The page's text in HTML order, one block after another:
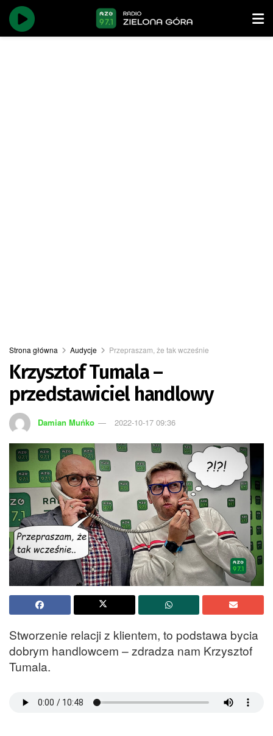
Strona główna Audycje Przepraszam, że tak wcześnie
Krzysztof Tumala –
przedstawiciel handlowy
Damian Muńko 2022-10-17 09:36
Stworzenie relacji z klientem, to podstawa bycia
dobrym handlowcem – zdradza nam Krzysztof
Tumala.